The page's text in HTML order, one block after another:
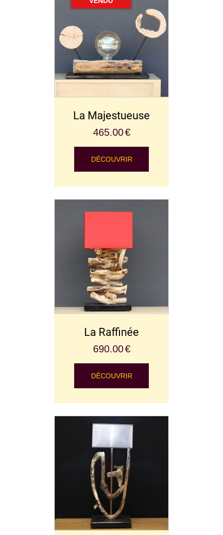
La Majestueuse
€
465.00
La Raffinée
€
690.00